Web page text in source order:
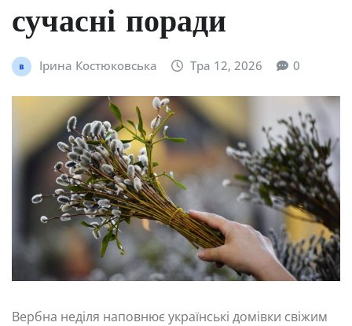
сучасні поради
Ірина Костюковська Тра 12, 2026 0
Вербна неділя наповнює українські домівки свіжим